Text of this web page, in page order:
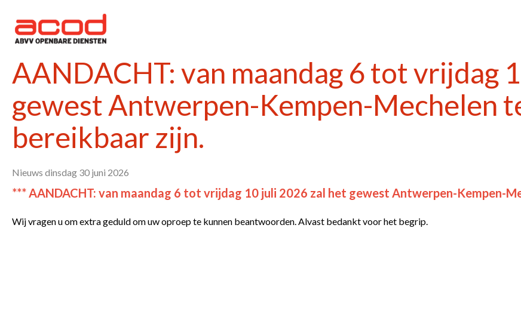
AANDACHT: van maandag 6 tot vrijdag
gewest Antwerpen-Kempen-Mechelen
bereikbaar zijn.
Nieuws dinsdag 30 juni 2026
*** AANDACHT: van maandag 6 tot vrijdag 10 juli 2026 zal het gewest Antwerpen-Kempen-
Wij vragen u om extra geduld om uw oproep te kunnen beantwoorden. Alvast bedankt voor het begrip.